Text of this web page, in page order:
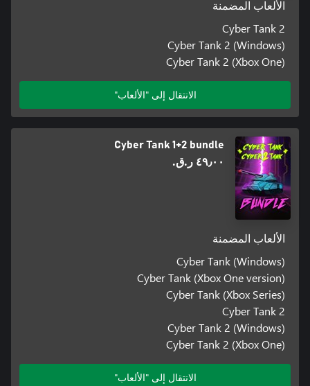
الألعاب المضمنة
Cyber Tank 2
Cyber Tank 2 (Windows)
Cyber Tank 2 (Xbox One)
الانتقال إلى "الألعاب"
Cyber Tank 1+2 bundle
٤٩٫٠٠ ر.ق.‏
الألعاب المضمنة
Cyber Tank (Windows)
Cyber Tank (Xbox One version)
Cyber Tank (Xbox Series)
Cyber Tank 2
Cyber Tank 2 (Windows)
Cyber Tank 2 (Xbox One)
الانتقال إلى "الألعاب"